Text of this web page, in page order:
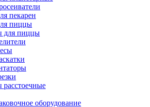
пекарен
пиццы
для пиццы